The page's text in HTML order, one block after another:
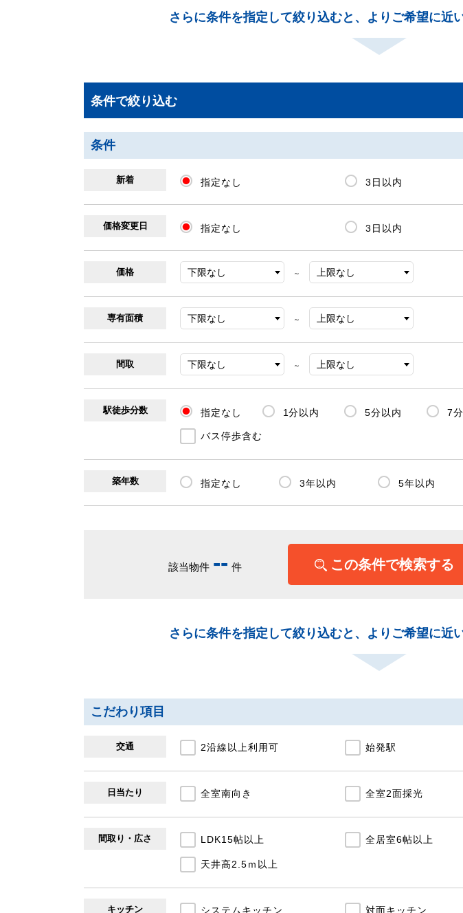
さらに条件を指定して絞り込むと、よりご希望に近
条件で絞り込む
条件
新着 指定なし 3日以内
価格変更日 指定なし 3日以内
価格 ～
専有面積 ～
間取 ～
駅徒歩分数 指定なし 1分以内 5分以内 7
バス停歩含む
築年数 指定なし 3年以内 5年以内
該当物件 -- 件 この条件で検索する
さらに条件を指定して絞り込むと、よりご希望に近
こだわり項目
交通 2沿線以上利用可 始発駅
日当たり 全室南向き 全室2面採光
間取り・広さ LDK15帖以上 全居室6帖以上
天井高2.5ｍ以上
キッチン システムキッチン 対面キッチン